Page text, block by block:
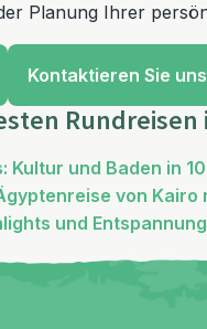
Planung Ihrer
Kontaktieren Sie uns
Rundreisen
Kultur und Baden in
von Kairo
und Entspannung